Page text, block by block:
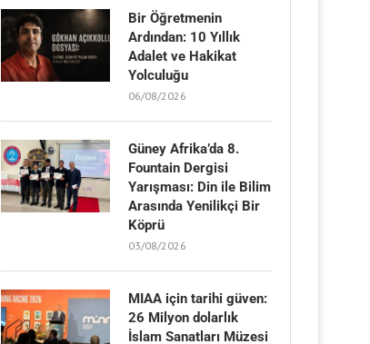
Bir Öğretmenin
Ardından: 10 Yıllık
Adalet ve Hakikat
Yolculuğu
06/08/2026
Güney Afrika’da 8.
Fountain Dergisi
Yarışması: Din ile Bilim
Arasında Yenilikçi Bir
Köprü
03/08/2026
MIAA için tarihi güven:
26 Milyon dolarlık
İslam Sanatları Müzesi